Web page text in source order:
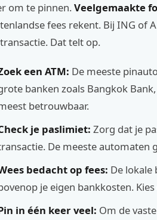
om te pinnen.Veelgemaakte
fees rekent. Bij ING of
Dat telt op.
een ATM: De meeste
banken zoals Bangkok
betrouwbaar.
je paslimiet: Zorg dat je
De meeste automaten
bedacht op fees: De lokale
je eigen bankkosten.
in één keer veel: Om de